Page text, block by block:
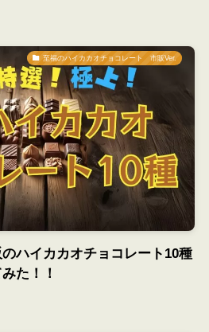
至福のハイカカオチョコレート 市販Ver.
ハイカカオチョコレート10種
た！！